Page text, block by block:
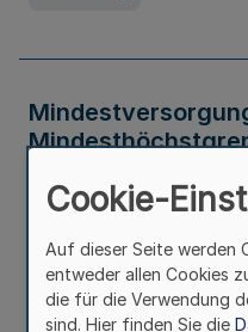
Verwaltungsvorschrift
Cookie-
Auf dieser Seite werden
entweder allen Cookies
die für die Verwendung
sind. Hier finden Sie die